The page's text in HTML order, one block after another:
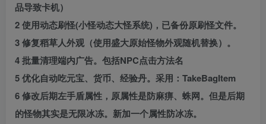
品导致卡机）
2 使用动态刷怪(小怪动态大怪系统)，已备份原刷怪文件。
3 修复稻草人外观（使用盛大原始怪物外观随机替换）。
4 批量清理端内广告。包括NPC点击方法名
5 优化自动吃元宝、货币、经验丹。采用：TakeBagItem
6 修改后期左手盾属性，原属性是防麻痹、蛛网。但是后期
的怪物其实是无限冰冻。新加一个属性防冰冻。